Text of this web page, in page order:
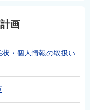
画
・個人情報の取扱い